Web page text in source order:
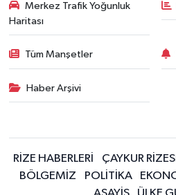
Merkez Trafik Yoğunluk
Haritası
Tüm Manşetler
Haber Arşivi
RİZE HABERLERİ ÇAYKUR
BÖLGEMİZ
POLİTİKA